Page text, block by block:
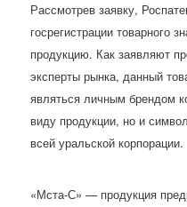
Рассмотрев заявку,
госрегистрации товарного
продукцию. Как заявляют
эксперты рынка, данный
являться личным брендом
виду продукции, но и
всей уральской корпорации.
«Мста-С» — продукция